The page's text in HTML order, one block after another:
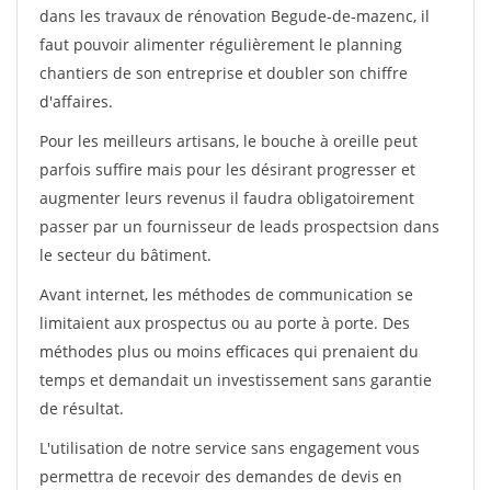
dans les travaux de rénovation Begude-de-mazenc, il
faut pouvoir alimenter régulièrement le planning
chantiers de son entreprise et doubler son chiffre
d'affaires.
Pour les meilleurs artisans, le bouche à oreille peut
parfois suffire mais pour les désirant progresser et
augmenter leurs revenus il faudra obligatoirement
passer par un fournisseur de leads prospectsion dans
le secteur du bâtiment.
Avant internet, les méthodes de communication se
limitaient aux prospectus ou au porte à porte. Des
méthodes plus ou moins efficaces qui prenaient du
temps et demandait un investissement sans garantie
de résultat.
L'utilisation de notre service sans engagement vous
permettra de recevoir des demandes de devis en